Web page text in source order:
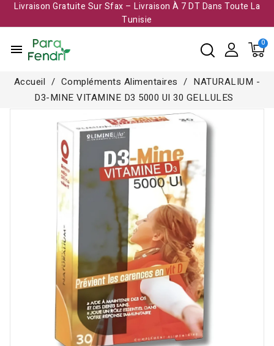
Livraison Gratuite Sur Sfax – Livraison À 7 DT Dans Toute La
Tunisie​
menu
Accueil Compléments Alimentaires
NATURALIUM -
D3-MINE VITAMINE D3 5000 UI 30 GELLULES